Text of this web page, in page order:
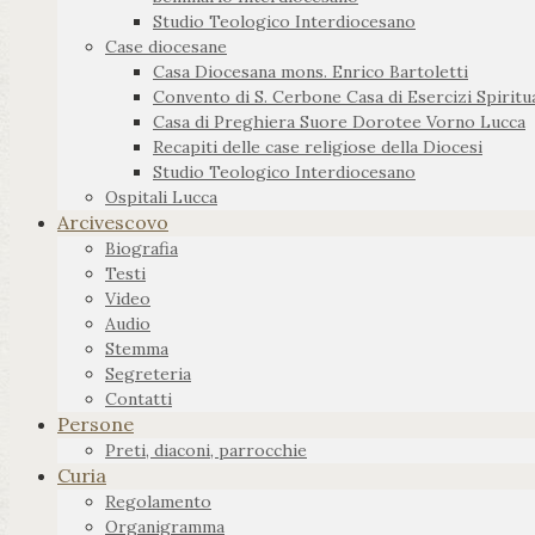
Studio Teologico Interdiocesano
Case diocesane
Casa Diocesana mons. Enrico Bartoletti
Convento di S. Cerbone Casa di Esercizi
Casa di Preghiera Suore Dorotee Vorno Lucca
Recapiti delle case religiose della Diocesi
Studio Teologico Interdiocesano
Ospitali Lucca
Arcivescovo
Biografia
Testi
Video
Audio
Stemma
Segreteria
Contatti
Persone
Preti, diaconi, parrocchie
Curia
Regolamento
Organigramma